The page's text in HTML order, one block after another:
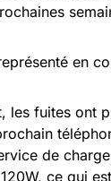
les fuites ont
de
ce qui